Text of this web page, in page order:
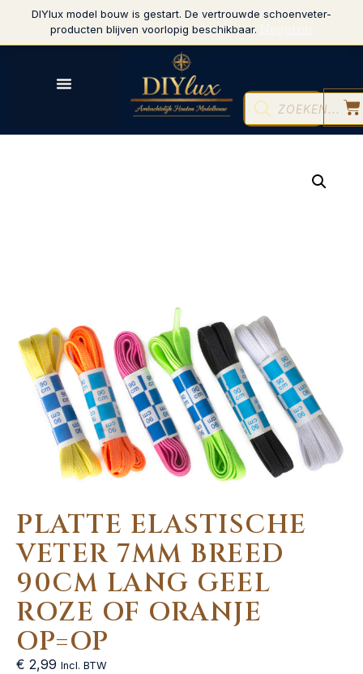
DIYlux model bouw is gestart. De vertrouwde schoenveter-
producten blijven voorlopig beschikbaar.
PLATTE ELASTISCHE
VETER 7MM BREED
90CM LANG GEEL
ROZE OF ORANJE
OP=OP
€ 2,99 Incl. BTW